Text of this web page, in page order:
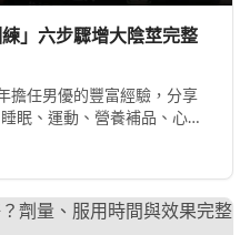
」六步驟增大陰莖完整
擔任男優的豐富經驗，分享
眠、運動、營養補品、心